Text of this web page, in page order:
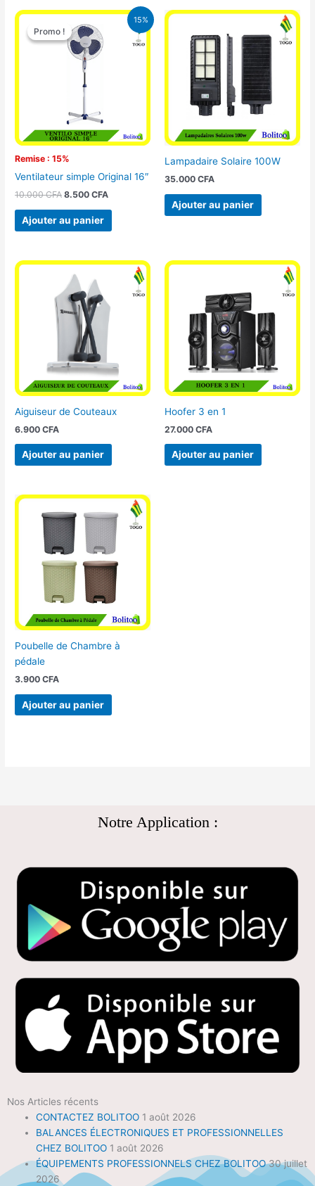
15%
Promo !
Remise : 15%
Promo !
Ventilateur simple Original 16″
10.000CFA
Le
prix
initial
était :
10.000 CFA.
8.500CFA
Le
Ajouter au panier
Lampadaire Solaire 100W
35.000 CFA
Ajouter au panier
Aiguiseur de Couteaux
6.900CFA
Ajouter au panier
Hoofer 3 en 1
27.000 CFA
Ajouter au panier
Poubelle de Chambre à
pédale
3.900CFA
Ajouter au panier
Notre Application :
Nos Articles récents
CONTACTEZ BOLITOO 1 août 2026
BALANCES ÉLECTRONIQUES ET PROFESSIONNELLES
CHEZ BOLITOO 1 août 2026
ÉQUIPEMENTS PROFESSIONNELS CHEZ BOLITOO 30 juillet
2026